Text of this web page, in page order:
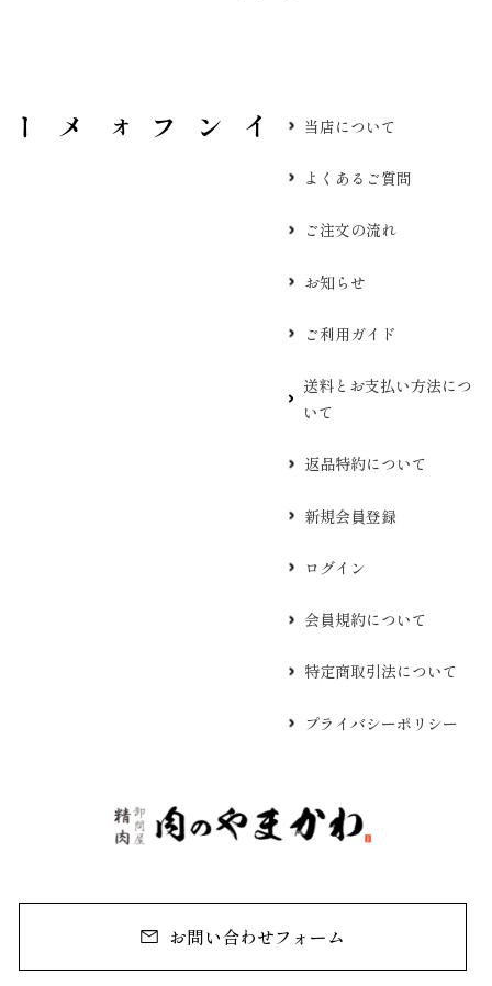
お問い合わせフォーム
当店について
よくあるご質問
ご注文の流れ
お知らせ
ご利用ガイド
送料とお支払い方法につ
いて
返品特約について
新規会員登録
ログイン
会員規約について
特定商取引法について
プライバシーポリシー